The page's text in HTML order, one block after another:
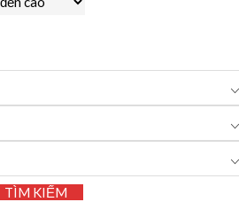
TÌM KIẾM